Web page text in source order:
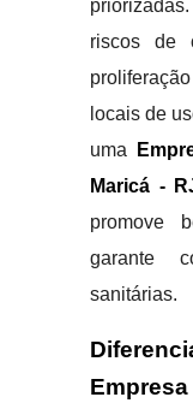
riscos de
locais de
uma
Maricá -
promove
garante
sanitárias.